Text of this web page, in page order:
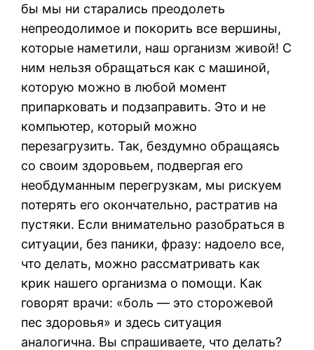
бы мы ни старались преодолеть
непреодолимое и покорить все вершины,
которые наметили, наш организм живой! С
ним нельзя обращаться как с машиной,
которую можно в любой момент
припарковать и подзаправить. Это и не
компьютер, который можно
перезагрузить. Так, бездумно обращаясь
со своим здоровьем, подвергая его
необдуманным перегрузкам, мы рискуем
потерять его окончательно, растратив на
пустяки. Если внимательно разобраться в
ситуации, без паники, фразу: надоело все,
что делать, можно рассматривать как
крик нашего организма о помощи. Как
говорят врачи: «боль — это сторожевой
пес здоровья» и здесь ситуация
аналогична. Вы спрашиваете, что делать?